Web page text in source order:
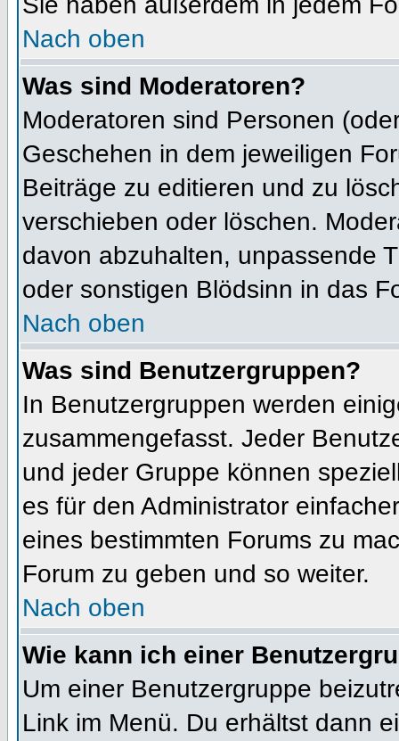
Nach oben
Was sind Moderatoren?
Moderatoren sind Personen
Geschehen in dem jeweiligen
Beiträge zu editieren und zu
verschieben oder löschen.
davon abzuhalten, unpassende
oder sonstigen Blödsinn in das
Nach oben
Was sind Benutzergruppen?
In Benutzergruppen werden
zusammengefasst. Jeder
und jeder Gruppe können
es für den Administrator
eines bestimmten Forums zu
Forum zu geben und so weiter.
Nach oben
Wie kann ich einer
Um einer Benutzergruppe
Link im Menü. Du erhältst dann